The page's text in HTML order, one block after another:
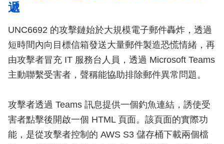
遞
UNC6692 的攻擊鏈始於大規模電子郵件轟炸，透過
短時間內向目標信箱發送大量郵件製造恐慌情緒，再
由攻擊者冒充 IT 服務台人員，透過 Microsoft Teams
主動聯繫受害者，聲稱能協助排除郵件異常問題。
攻擊者透過 Teams 訊息提供一個釣魚連結，誘使受
害者點擊後開啟一個 HTML 頁面。該頁面的實際功
能，是從攻擊者控制的 AWS S3 儲存桶下載兩個檔